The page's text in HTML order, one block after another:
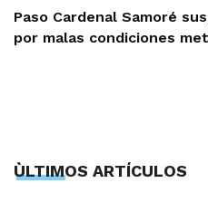
Paso Cardenal Samoré
por malas condiciones
ÙLTIMOS ARTÍCULOS